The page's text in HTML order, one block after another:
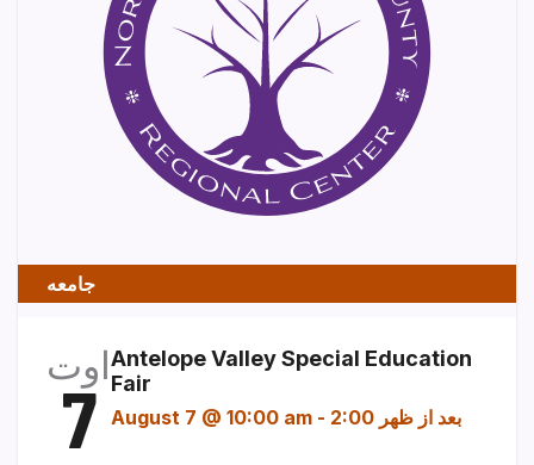
جامعه
اوت
7
Antelope Valley Special Education
Fair
August 7 @ 10:00 am - 2:00 بعد از ظهر